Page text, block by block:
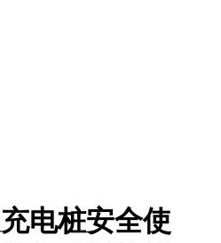
电桩安全使